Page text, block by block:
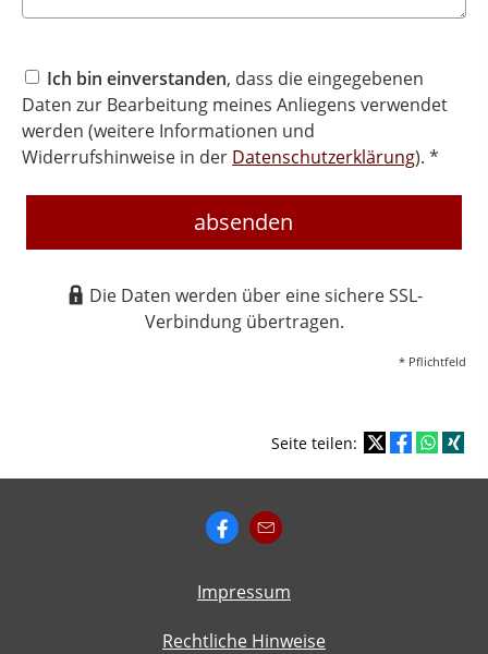
Ich bin einverstanden, dass die eingegebenen
Daten zur Bearbeitung meines Anliegens verwendet
werden (weitere Informationen und
Widerrufshinweise in der Datenschutzerklärung). *
absenden
Die Daten werden über eine sichere SSL-
Verbindung übertragen.
* Pflichtfeld
Seite teilen:
Impressum
Rechtliche Hinweise